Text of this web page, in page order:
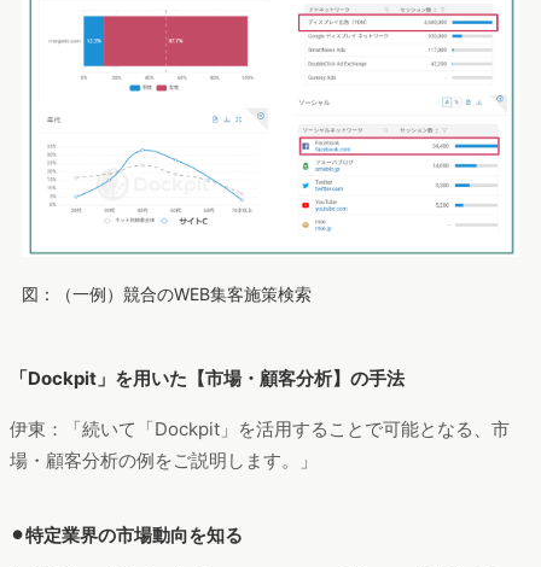
図：（一例）競合のWEB集客施策検索
「Dockpit」を用いた【市場・顧客分析】の手法
伊東：「続いて「Dockpit」を活用することで可能となる、市
場・顧客分析の例をご説明します。」
⚫︎特定業界の市場動向を知る